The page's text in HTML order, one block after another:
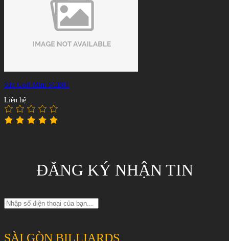
Sân Golf Mini SGB01
Liên hệ
ĐĂNG KÝ NHẬN TIN
SÀI GÒN BILLIARDS